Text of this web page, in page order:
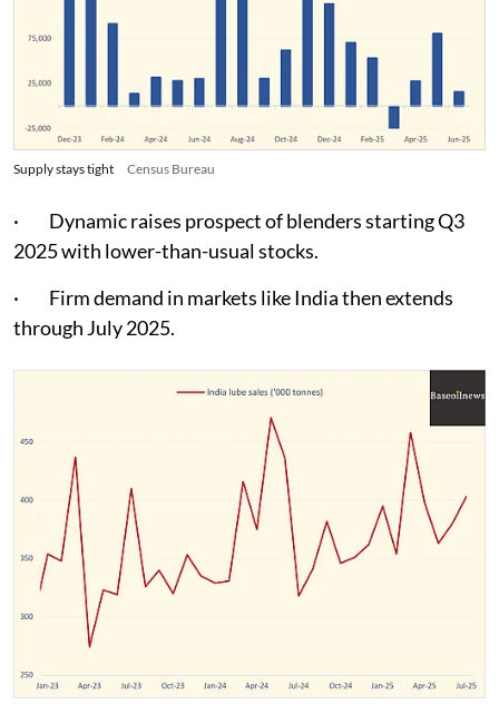
Supply stays tight Census Bureau
· Dynamic raises prospect of blenders starting Q3
2025 with lower-than-usual stocks.
· Firm demand in markets like India then extends
through July 2025.